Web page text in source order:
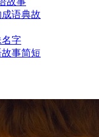
语典故
字
事简短